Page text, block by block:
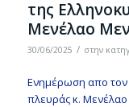
της
Μενέλαο
30/06/2025 / στην
Ενημέρωση απο τον
πλευράς κ. Μενέλαο